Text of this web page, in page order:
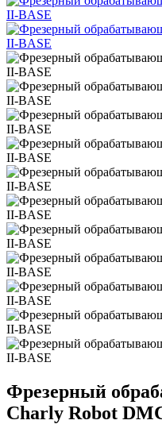
Фрезерный
Charly Robot